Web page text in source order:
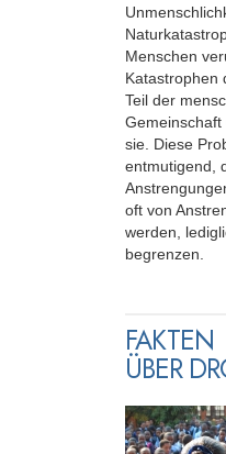
Menschen
Katastrophen
Teil der
sie. Diese
entmutigend,
oft von
werden,
begrenzen.
FAKTEN
ÜBER